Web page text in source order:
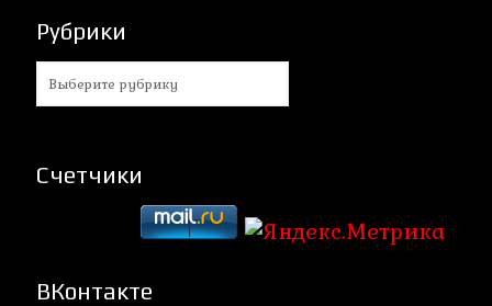
Рубрики
Рубрики
Счетчики
ВКонтакте